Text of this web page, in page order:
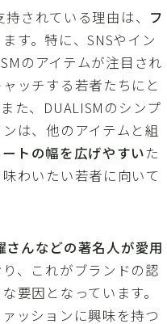
されている理由は、 フ
す。特に、SNSやイン
のアイテムが注目され
ッチする若者たちにと
た、DUALISMのシンプ
は、他のアイテムと組
トの幅を広げやすいた
わいたい若者に向いて
さんなどの著名人が愛用
、これがブランドの認
要因となっています。
ッションに興味を持つ